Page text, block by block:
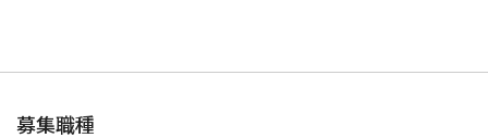
募集職種